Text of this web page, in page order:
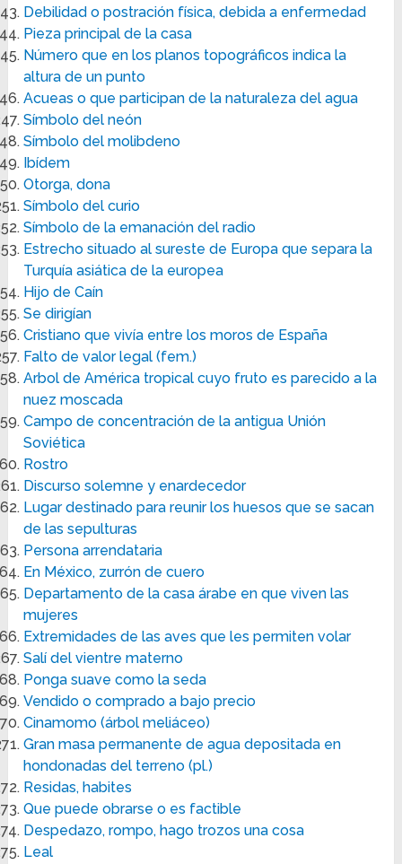
Debilidad o postración física, debida a enfermedad
Pieza principal de la casa
Número que en los planos topográficos indica la
altura de un punto
Acueas o que participan de la naturaleza del agua
Símbolo del neón
Símbolo del molibdeno
Ibídem
Otorga, dona
Símbolo del curio
Símbolo de la emanación del radio
Estrecho situado al sureste de Europa que separa la
Turquía asiática de la europea
Hijo de Caín
Se dirigían
Cristiano que vivía entre los moros de España
Falto de valor legal (fem.)
Arbol de América tropical cuyo fruto es parecido a la
nuez moscada
Campo de concentración de la antigua Unión
Soviética
Rostro
Discurso solemne y enardecedor
Lugar destinado para reunir los huesos que se sacan
de las sepulturas
Persona arrendataria
En México, zurrón de cuero
Departamento de la casa árabe en que viven las
mujeres
Extremidades de las aves que les permiten volar
Salí del vientre materno
Ponga suave como la seda
Vendido o comprado a bajo precio
Cinamomo (árbol meliáceo)
Gran masa permanente de agua depositada en
hondonadas del terreno (pl.)
Residas, habites
Que puede obrarse o es factible
Despedazo, rompo, hago trozos una cosa
Leal